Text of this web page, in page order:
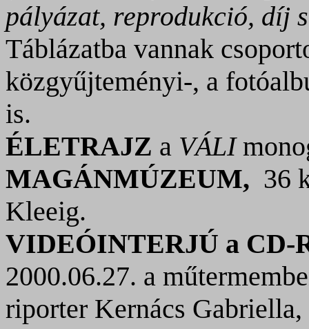
pályázat, reprodukció, díj
Táblázatba vannak
közgyűjteményi-, a
is.
ÉLETRAJZ a VÁLI
MAGÁNMÚZEUM, 36
Kleeig.
VIDEÓINTERJÚ a CD-
2000.06.27. a
riporter Kernács Gabriella,